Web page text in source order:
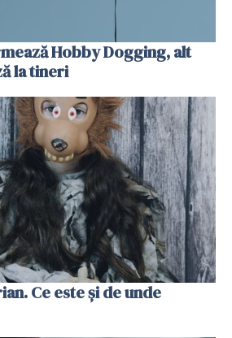
Hobby Dogging, alt
la tineri
Ce este și de unde